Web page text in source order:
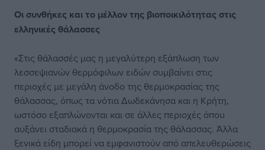
Οι συνθήκες και το μέλλον της βιοποικιλότητας στις
ελληνικές θάλασσες
«Στις θάλασσές μας η μεγαλύτερη εξάπλωση των
λεσσεψιανών θερμόφιλων ειδών συμβαίνει στις
περιοχές με μεγάλη άνοδο της θερμοκρασίας της
θάλασσας, όπως τα νότια Δωδεκάνησα και η Κρήτη,
ωστόσο εξαπλώνονται και σε άλλες περιοχές όπου
αυξάνει σταδιακά η θερμοκρασία της θάλασσας. Άλλα
ξενικά είδη μπορεί να εμφανιστούν από απελευθερώσεις